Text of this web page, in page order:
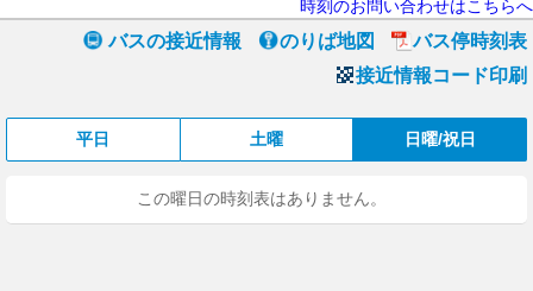
時刻のお問い合わせはこちらへ
バスの接近情報 のりば地図
バス停時刻表
接近情報コード印刷
平日 土曜 日曜/祝日
この曜日の時刻表はありません。